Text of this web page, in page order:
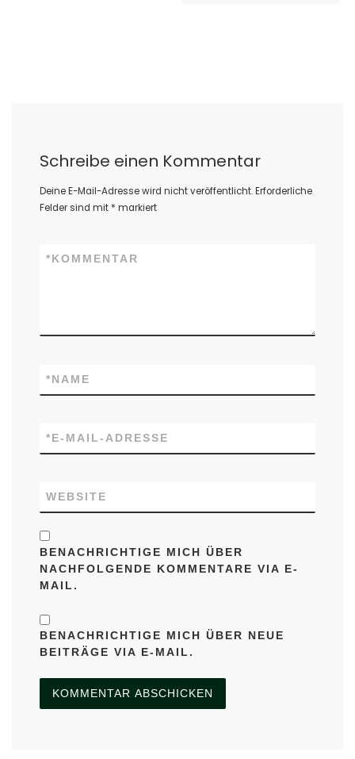
Schreibe einen Kommentar
Deine E-Mail-Adresse wird nicht veröffentlicht.Erforderliche
Felder sind mit * markiert
KOMMENTAR
*
NAME
*
E-MAIL-ADRESSE
*
WEBSITE
BENACHRICHTIGE MICH ÜBER
NACHFOLGENDE KOMMENTARE VIA E-
MAIL.
BENACHRICHTIGE MICH ÜBER NEUE
BEITRÄGE VIA E-MAIL.